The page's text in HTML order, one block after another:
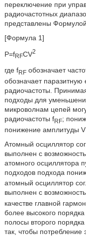
переключение при
радиочастотных
представлены
[Формула 1]
P=fRFCV2
где fRFобозначает
обозначает паразитную
радиочастоты.
подходы для
микроволнам цепей
радиочастоты fRF;
понижение амплитуды V
Атомный осциллятор
выполнен с
атомного осциллятора
подходов подхода
атомный осциллятор
выполнен с
качестве главной
более высокого
полосы второго
так, чтобы потребление